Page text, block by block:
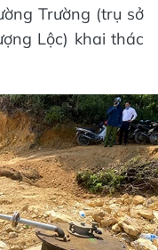
Trường (trụ sở
Lộc) khai thác